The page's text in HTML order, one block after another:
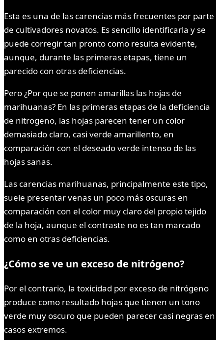
Esta es una de las carencias más frecuentes por parte
de cultivadores novatos. Es sencillo identificarla y se
puede corregir tan pronto como resulta evidente,
aunque, durante las primeras etapas, tiene un
parecido con otras deficiencias.
Pero ¿Por que se ponen amarillas las hojas de
marihuanas? En las primeras etapas de la deficiencia
de nitrogeno, las hojas parecen tener un color
demasiado claro, casi verde amarillento, en
comparación con el deseado verde intenso de las
hojas sanas.
Las carencias marihuanas, principalmente este tipo,
suele presentar venas un poco más oscuras en
comparación con el color muy claro del propio tejido
de la hoja, aunque el contraste no es tan marcado
como en otras deficiencias.
¿Cómo se ve un exceso de nitrógeno?
Por el contrario, la toxicidad por exceso de nitrógeno
produce como resultado hojas que tienen un tono
verde muy oscuro que pueden parecer casi negras en
casos extremos.